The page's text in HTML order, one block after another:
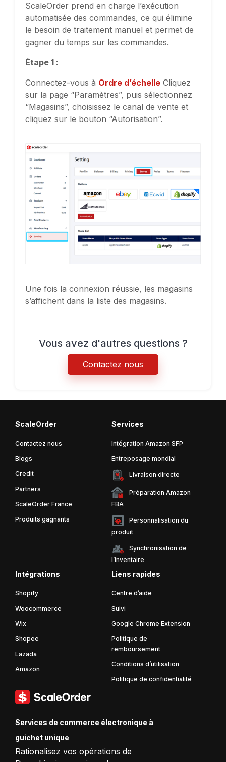
ScaleOrder prend en charge l’exécution
automatisée des commandes, ce qui élimine
le besoin de traitement manuel et permet de
gagner du temps sur les commandes.
Étape 1 :
Connectez-vous à Ordre d’échelle Cliquez
sur la page “Paramètres”, puis sélectionnez
“Magasins”, choisissez le canal de vente et
cliquez sur le bouton “Autorisation”.
Une fois la connexion réussie, les magasins
s’affichent dans la liste des magasins.
Vous avez d'autres questions ?
Contactez nous
ScaleOrder
Contactez nous
Blogs
Credit
Partners
ScaleOrder France
Produits gagnants
Services
Intégration Amazon SFP
Entreposage mondial
Livraison directe
Préparation Amazon
FBA
Personnalisation du
produit
Synchronisation de
l’inventaire
Intégrations
Shopify
Woocommerce
Wix
Shopee
Lazada
Amazon
Liens rapides
Centre d’aide
Suivi
Google Chrome Extension
Politique de
remboursement
Conditions d’utilisation
Politique de confidentialité
Services de commerce électronique à
guichet unique
Rationalisez vos opérations de